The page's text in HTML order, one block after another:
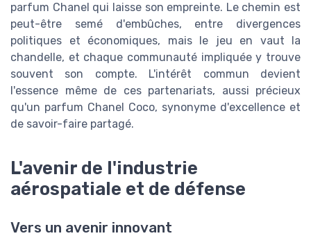
parfum Chanel qui laisse son empreinte. Le chemin est
peut-être semé d'embûches, entre divergences
politiques et économiques, mais le jeu en vaut la
chandelle, et chaque communauté impliquée y trouve
souvent son compte. L'intérêt commun devient
l'essence même de ces partenariats, aussi précieux
qu'un parfum Chanel Coco, synonyme d'excellence et
de savoir-faire partagé.
L'avenir de l'industrie
aérospatiale et de défense
Vers un avenir innovant